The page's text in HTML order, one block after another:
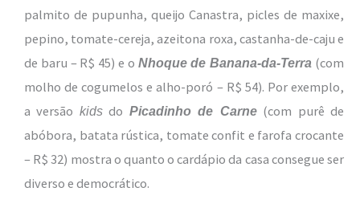
palmito de pupunha, queijo Canastra, picles de maxixe,
pepino, tomate-cereja, azeitona roxa, castanha-de-caju e
de baru – R$ 45) e o Nhoque de Banana-da-Terra (com
molho de cogumelos e alho-poró – R$ 54). Por exemplo,
a versão kidsdo Picadinho de Carne(com purê de
abóbora, batata rústica, tomate confit e farofa crocante
– R$ 32) mostra o quanto o cardápio da casa consegue ser
diverso e democrático.